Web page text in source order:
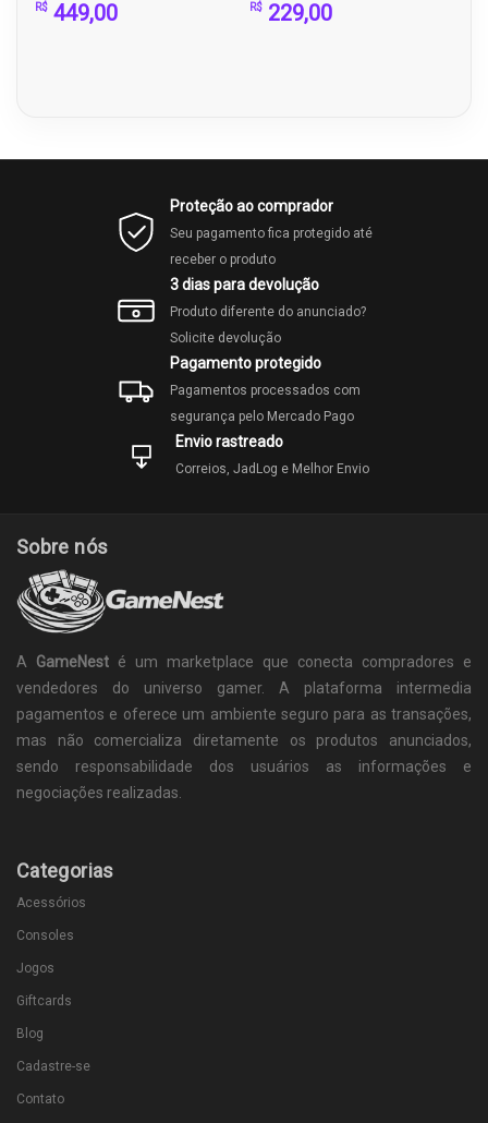
R$ 449,00 R$ 229,00
Proteção ao comprador
Seu pagamento fica protegido até
receber o produto
3 dias para devolução
Produto diferente do anunciado?
Solicite devolução
Pagamento protegido
Pagamentos processados com
segurança pelo Mercado Pago
Envio rastreado
Correios, JadLog e Melhor Envio
Sobre nós
A GameNest é um marketplace que conecta compradores e
vendedores do universo gamer. A plataforma intermedia
pagamentos e oferece um ambiente seguro para as transações,
mas não comercializa diretamente os produtos anunciados,
sendo responsabilidade dos usuários as informações e
negociações realizadas.
Categorias
Acessórios
Consoles
Jogos
Giftcards
Blog
Cadastre-se
Contato